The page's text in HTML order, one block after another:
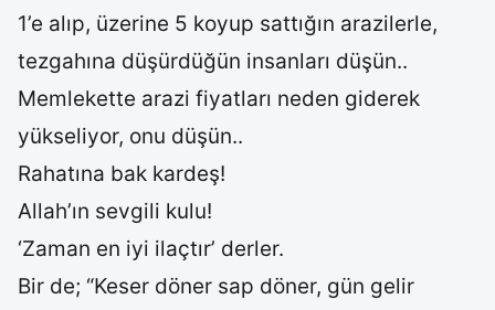
1’e alıp, üzerine 5 koyup sattığın arazilerle,
tezgahına düşürdüğün insanları düşün..
Memlekette arazi fiyatları neden giderek
yükseliyor, onu düşün..
Rahatına bak kardeş!
Allah’ın sevgili kulu!
‘Zaman en iyi ilaçtır’ derler.
Bir de; “Keser döner sap döner, gün gelir